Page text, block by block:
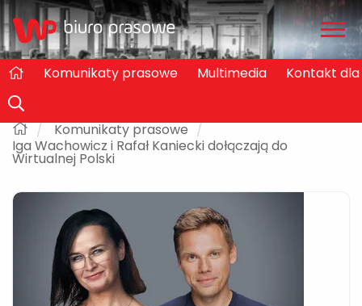
Zwiń
Komunikaty prasowe Multimedia Kontakt
Komunikaty prasowe
Iga Wachowicz i Rafał Kaniecki dołączają do
Wirtualnej Polski